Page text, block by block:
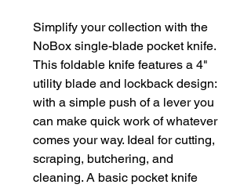
Simplify your collection with the
NoBox single-blade pocket knife.
This foldable knife features a 4"
utility blade and lockback design:
with a simple push of a lever you
can make quick work of whatever
comes your way. Ideal for cutting,
scraping, butchering, and
cleaning. A basic pocket knife